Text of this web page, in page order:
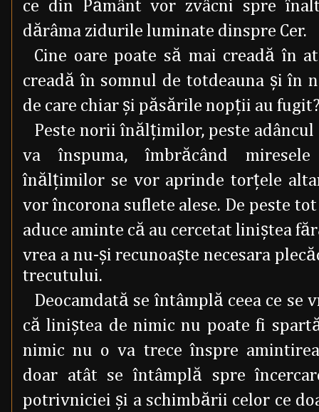
ce din Pământ vor zvâcni spre
dărâma zidurile luminate dinspre Cer.
Cine oare poate să mai creadă în
creadă în somnul de totdeauna şi în
de care chiar şi păsările nopţii au
Peste norii înălţimilor, peste
va înspuma, îmbrăcând
înălţimilor se vor aprinde torţele
vor încorona suflete alese. De peste
aduce aminte că au cercetat liniştea
vrea a nu-şi recunoaşte necesara
trecutului.
Deocamdată se întâmplă ceea ce se
că liniştea de nimic nu poate fi
nimic nu o va trece înspre
doar atât se întâmplă spre
potrivniciei şi a schimbării celor ce